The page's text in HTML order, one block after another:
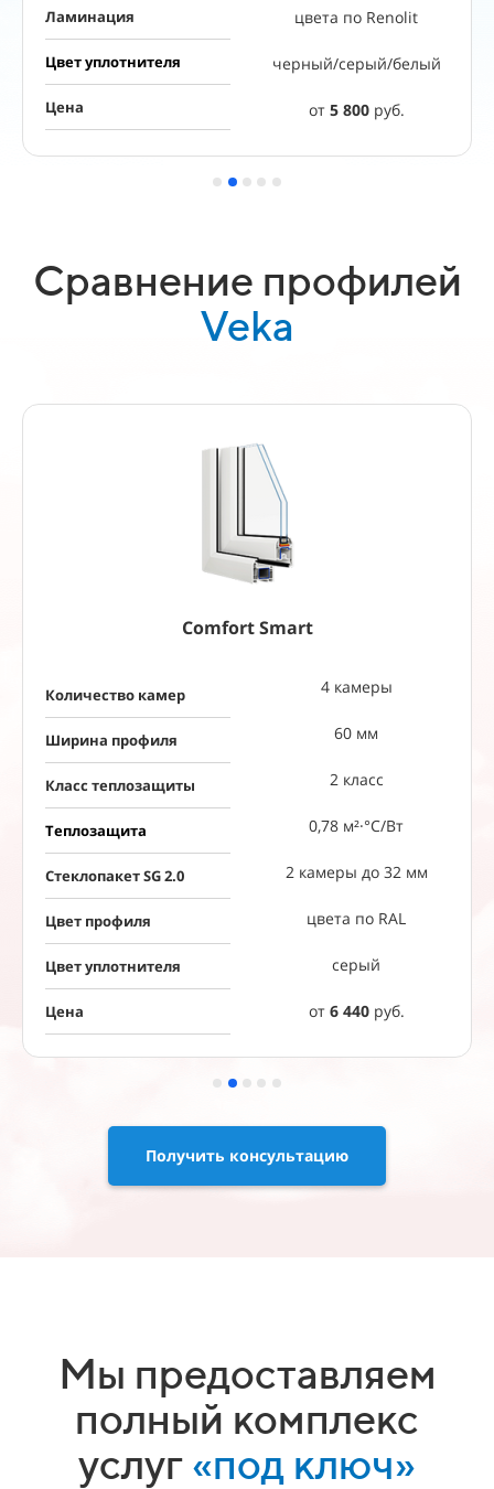
Ламинация
Цвет уплотнителя
Цена
цвета по Renolit
черный/серый/белый
от 5 800руб.
Сравнение профилей
Veka
Comfort Smart
Количество камер
Ширина профиля
Класс теплозащиты
Теплозащита
Стеклопакет SG 2.0
Цвет профиля
Цвет уплотнителя
Цена
4 камеры
60 мм
2 класс
0,78 м²·°C/Вт
2 камеры до 32 мм
цвета по RAL
серый
от 6 440 руб.
Получить консультацию
Мы предоставляем
полный комплекс
услуг «под ключ»